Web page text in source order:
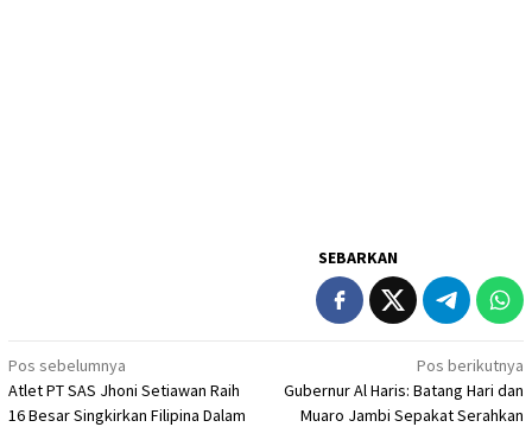
SEBARKAN
Navigasi
pos
Pos sebelumnya
Atlet PT SAS Jhoni Setiawan Raih
16 Besar Singkirkan Filipina Dalam
Pos berikutnya
Gubernur Al Haris: Batang Hari dan
Muaro Jambi Sepakat Serahkan